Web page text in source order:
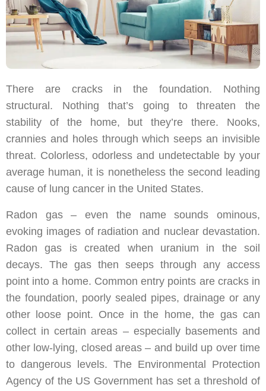
There are cracks in the foundation. Nothing
structural. Nothing that’s going to threaten the
stability of the home, but they’re there. Nooks,
crannies and holes through which seeps an invisible
threat. Colorless, odorless and undetectable by your
average human, it is nonetheless the second leading
cause of lung cancer in the United States.
Radon gas – even the name sounds ominous,
evoking images of radiation and nuclear devastation.
Radon gas is created when uranium in the soil
decays. The gas then seeps through any access
point into a home. Common entry points are cracks in
the foundation, poorly sealed pipes, drainage or any
other loose point. Once in the home, the gas can
collect in certain areas – especially basements and
other low-lying, closed areas – and build up over time
to dangerous levels. The Environmental Protection
Agency of the US Government has set a threshold of